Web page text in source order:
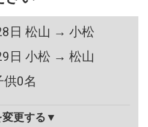
日 松山 → 小松
日 小松 → 松山
供0名
変更する▼